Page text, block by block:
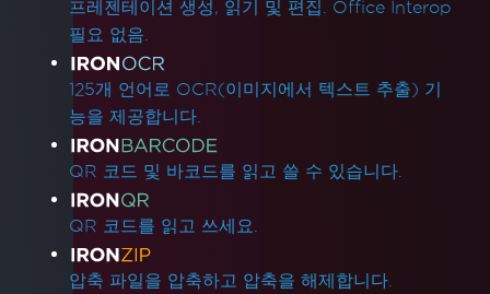
프레젠테이션 생성, 읽기 및 편집. Office Interop
필요 없음.
125개 언어로 OCR(이미지에서 텍스트 추출) 기
능을 제공합니다.
QR 코드 및 바코드를 읽고 쓸 수 있습니다.
QR 코드를 읽고 쓰세요.
압축 파일을 압축하고 압축을 해제합니다.